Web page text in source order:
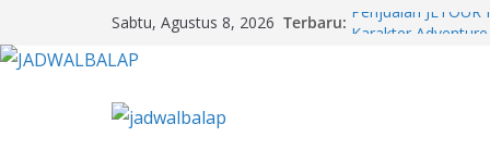
to
content
Sabtu, Agustus 8, 2026 Terbaru: Penjualan